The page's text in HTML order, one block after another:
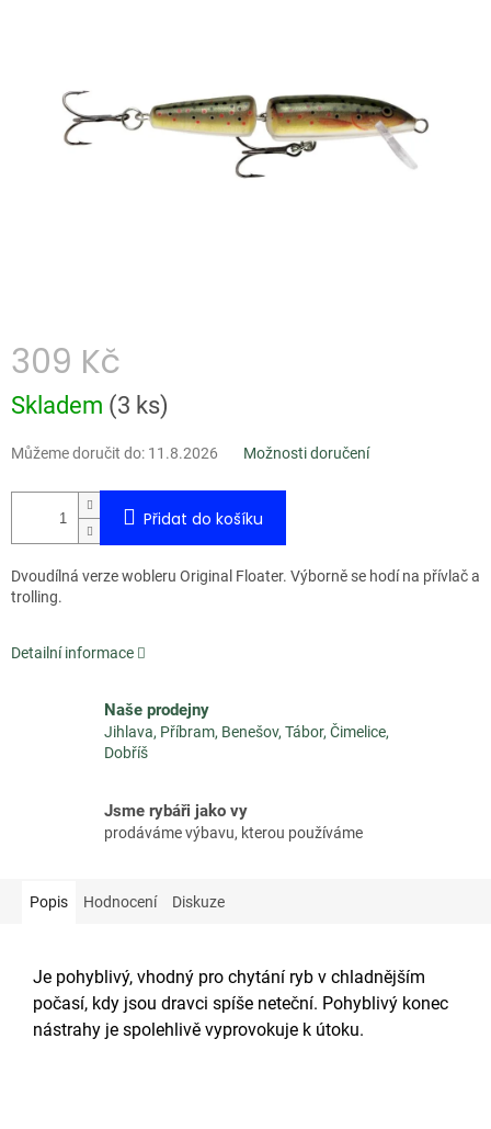
309 Kč
Měrná
cena:
Skladem (3 ks)
Můžeme doručit do: 11.8.2026 Možnosti doručení
Přidat do košíku
Dvoudílná verze wobleru Original Floater. Výborně se hodí na přívlač a
trolling.
Detailní informace
Naše prodejny
Jihlava, Příbram, Benešov, Tábor, Čimelice,
Dobříš
Jsme rybáři jako vy
prodáváme výbavu, kterou používáme
Popis Hodnocení Diskuze
Je pohyblivý, vhodný pro chytání ryb v chladnějším
počasí, kdy jsou dravci spíše neteční. Pohyblivý konec
nástrahy je spolehlivě vyprovokuje k útoku.